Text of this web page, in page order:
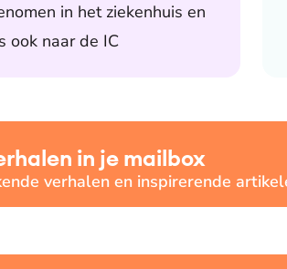
in het ziekenhuis en
ook naar de IC
in je mailbox
verhalen en inspirerende